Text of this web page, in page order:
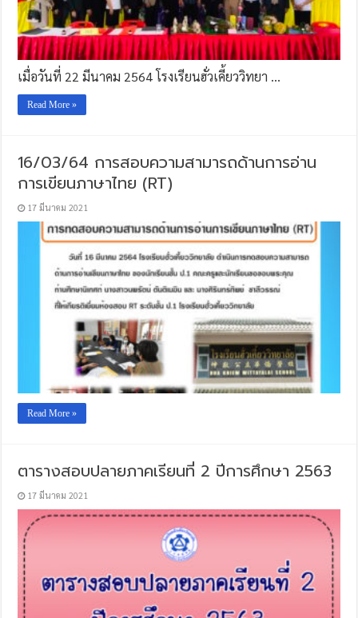
เมื่อวันที่ 22 มีนาคม 2564 โรงเรียนฮั่วเคี้ยววิทยา …
Read More »
16/03/64 การสอบความสามารถด้านการอ่าน
การเขียนภาษาไทย (RT)
17 มีนาคม 2021
Read More »
ตารางสอบปลายภาคเรียนที่ 2 ปีการศึกษา 2563
17 มีนาคม 2021